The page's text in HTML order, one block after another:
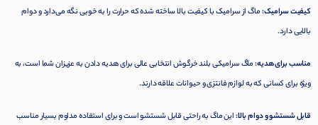
کیفیت سرامیک:ماگ از سرامیک با کیفیت بالا ساخته شده که حرارت را به خوبی نگه می‌دارد و دوام
بالایی دارد.
مناسب برای هدیه:ماگ سرامیکی بلند خرگوش انتخابی عالی برای هدیه دادن به عزیزان شما است، به
ویژه برای کسانی که به لوازم فانتزی و حیوانات علاقه دارند.
قابل شستشو و دوام بالا:این ماگ به راحتی قابل شستشو است و برای استفاده مداوم بسیار مناسب